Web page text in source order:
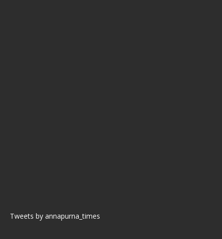
Tweets by annapurna_times